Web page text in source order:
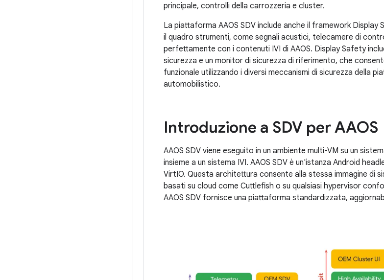
principale, controlli della carrozzeria e cluster.
La piattaforma AAOS SDV include anche il framework
il quadro strumenti, come segnali acustici, telecamere di
perfettamente con i contenuti IVI di AAOS. Display Safety
sicurezza e un monitor di sicurezza di riferimento, che
funzionale utilizzando i diversi meccanismi di sicurezza della
automobilistico.
Introduzione a SDV per AAOS
AAOS SDV viene eseguito in un ambiente multi-VM su un
insieme a un sistema IVI. AAOS SDV è un'istanza Android
VirtIO. Questa architettura consente alla stessa immagine di
basati su cloud come Cuttlefish o su qualsiasi hypervisor
AAOS SDV fornisce una piattaforma standardizzata,